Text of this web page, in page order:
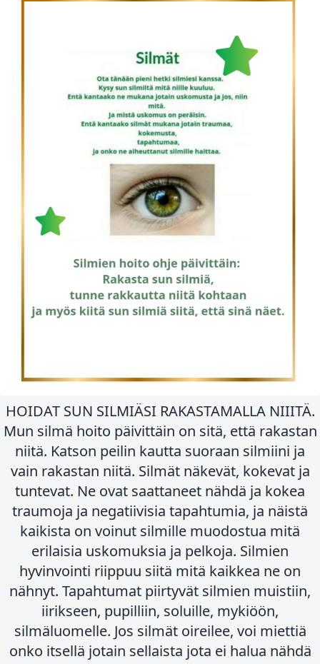
HOIDAT SUN SILMIÄSI RAKASTAMALLA NIIITÄ.
Mun silmä hoito päivittäin on sitä, että rakastan
niitä. Katson peilin kautta suoraan silmiini ja
vain rakastan niitä. Silmät näkevät, kokevat ja
tuntevat. Ne ovat saattaneet nähdä ja kokea
traumoja ja negatiivisia tapahtumia, ja näistä
kaikista on voinut silmille muodostua mitä
erilaisia uskomuksia ja pelkoja. Silmien
hyvinvointi riippuu siitä mitä kaikkea ne on
nähnyt. Tapahtumat piirtyvät silmien muistiin,
iirikseen, pupilliin, soluille, mykiöön,
silmäluomelle. Jos silmät oireilee, voi miettiä
onko itsellä jotain sellaista jota ei halua nähdä